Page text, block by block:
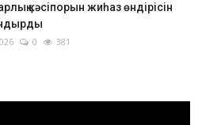
кәсіпорын жиһаз өндірісін
0 381